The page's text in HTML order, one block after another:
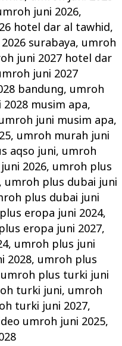
juni 2026,
hotel dar al tawhid,
surabaya, umroh
juni 2027 hotel dar
juni 2027
bandung, umroh
musim apa,
juni musim apa,
, umroh murah juni
aqso juni, umroh
2026, umroh plus
umroh plus dubai juni
plus dubai juni
eropa juni 2024,
eropa juni 2027,
, umroh plus juni
2028, umroh plus
umroh plus turki juni
turki juni, umroh
turki juni 2027,
umroh juni 2025,